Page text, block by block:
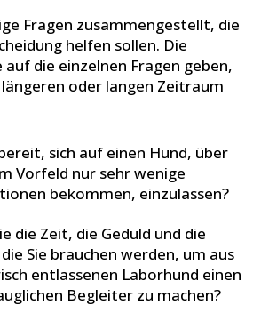
Fragen zusammengestellt, die
helfen sollen. Die
die einzelnen Fragen geben,
oder langen Zeitraum
sich auf einen Hund, über
Vorfeld nur sehr wenige
bekommen, einzulassen?
die Zeit, die Geduld und die
Sie brauchen werden, um aus
entlassenen Laborhund einen
Begleiter zu machen?